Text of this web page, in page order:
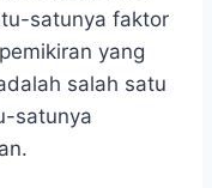
satunya faktor
yang
salah satu
satunya